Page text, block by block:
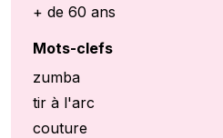
+ de 60 ans
Mots-clefs
zumba
tir à l'arc
couture